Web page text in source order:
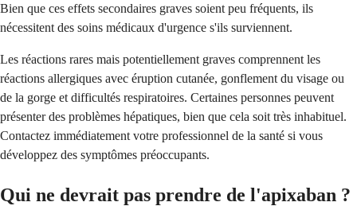
Bien que ces effets secondaires graves soient peu fréquents, ils
nécessitent des soins médicaux d'urgence s'ils surviennent.
Les réactions rares mais potentiellement graves comprennent les
réactions allergiques avec éruption cutanée, gonflement du visage ou
de la gorge et difficultés respiratoires. Certaines personnes peuvent
présenter des problèmes hépatiques, bien que cela soit très inhabituel.
Contactez immédiatement votre professionnel de la santé si vous
développez des symptômes préoccupants.
Qui ne devrait pas prendre de l'apixaban ?